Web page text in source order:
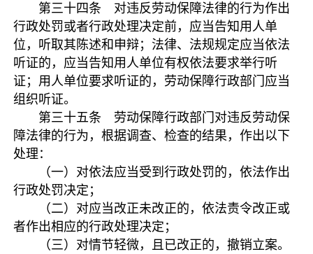
第三十四条 对违反劳动保障法律的行为作出
行政处罚或者行政处理决定前，应当告知用人单
位，听取其陈述和申辩；法律、法规规定应当依法
听证的，应当告知用人单位有权依法要求举行听
证；用人单位要求听证的，劳动保障行政部门应当
组织听证。
第三十五条 劳动保障行政部门对违反劳动保
障法律的行为，根据调查、检查的结果，作出以下
处理：
（一）对依法应当受到行政处罚的，依法作出
行政处罚决定；
（二）对应当改正未改正的，依法责令改正或
者作出相应的行政处理决定；
（三）对情节轻微，且已改正的，撤销立案。